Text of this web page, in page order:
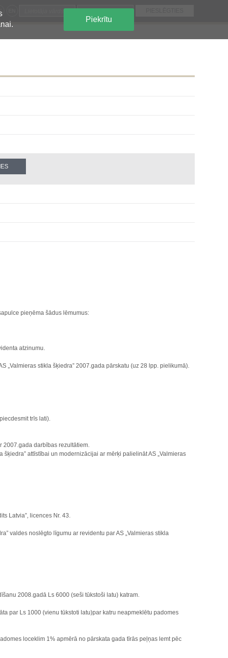
Piekrītu
pieņēma šādus lēmumus:
atzinumu.
„Valmieras stikla šķiedra” 2007.gada pārskatu (uz 28 lpp. pielikumā).
trīs lati).
2007.gada darbības rezultātiem.
attīstībai un modernizācijai ar mērķi palielināt AS „Valmieras
Latvia”, licences Nr. 43.
valdes noslēgto līgumu ar revidentu par AS „Valmieras stikla
2008.gadā Ls 6000 (seši tūkstoši latu) katram.
par Ls 1000 (vienu tūkstoti latu)par katru neapmeklētu padomes
loceklim 1% apmērā no pārskata gada tīrās peļņas lemt pēc